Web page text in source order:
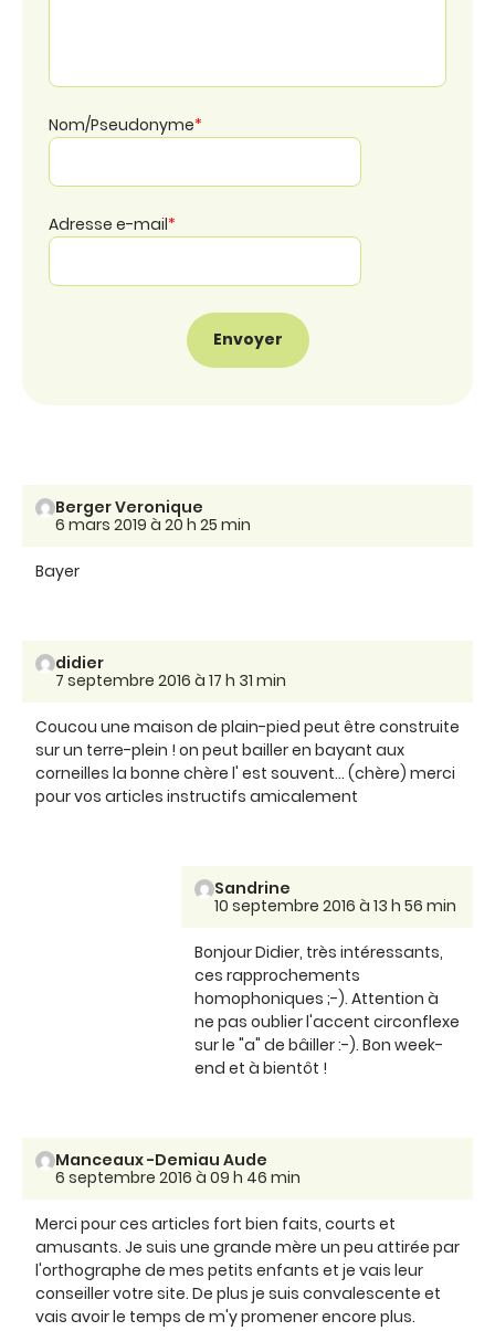
Nom/Pseudonyme*
Adresse e-mail*
Berger Veronique
6 mars 2019 à 20 h 25 min
Bayer
didier
7 septembre 2016 à 17 h 31 min
Coucou une maison de plain-pied peut être construite
sur un terre-plein ! on peut bailler en bayant aux
corneilles la bonne chère l' est souvent... (chère) merci
pour vos articles instructifs amicalement
Sandrine
10 septembre 2016 à 13 h 56 min
Bonjour Didier, très intéressants,
ces rapprochements
homophoniques ;-). Attention à
ne pas oublier l'accent circonflexe
sur le "a" de bâiller :-). Bon week-
end et à bientôt !
Manceaux -Demiau Aude
6 septembre 2016 à 09 h 46 min
Merci pour ces articles fort bien faits, courts et
amusants. Je suis une grande mère un peu attirée par
l'orthographe de mes petits enfants et je vais leur
conseiller votre site. De plus je suis convalescente et
vais avoir le temps de m'y promener encore plus.